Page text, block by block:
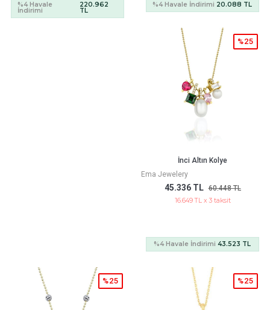
%4 Havale
İndirimi
220.962
TL
%4 Havale İndirimi 20.088 TL
İnci Altın Kolye
Ema Jewelery
45.336 TL 60.448 TL
%25
16.649 TL x 3 taksit
%4 Havale İndirimi43.523 TL
%25 %25